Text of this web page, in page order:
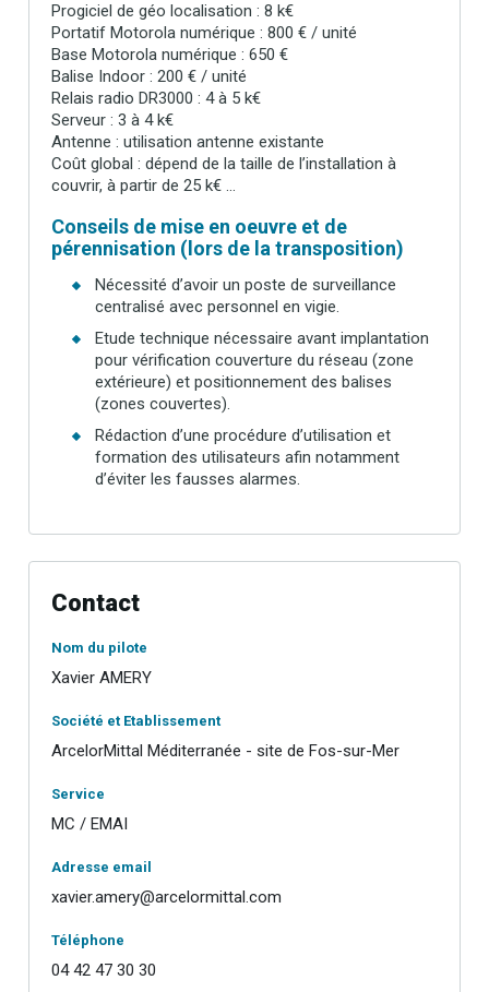
Progiciel de géo localisation : 8 k€
Portatif Motorola numérique : 800 € / unité
Base Motorola numérique : 650 €
Balise Indoor : 200 € / unité
Relais radio DR3000 : 4 à 5 k€
Serveur : 3 à 4 k€
Antenne : utilisation antenne existante
Coût global : dépend de la taille de l’installation à
couvrir, à partir de 25 k€ …
Conseils de mise en oeuvre et de
pérennisation (lors de la transposition)
Nécessité d’avoir un poste de surveillance
centralisé avec personnel en vigie.
Etude technique nécessaire avant implantation
pour vérification couverture du réseau (zone
extérieure) et positionnement des balises
(zones couvertes).
Rédaction d’une procédure d’utilisation et
formation des utilisateurs afin notamment
d’éviter les fausses alarmes.
Contact
Nom du pilote
Xavier AMERY
Société et Etablissement
ArcelorMittal Méditerranée - site de Fos-sur-Mer
Service
MC / EMAI
Adresse email
xavier.amery@arcelormittal.com
Téléphone
04 42 47 30 30